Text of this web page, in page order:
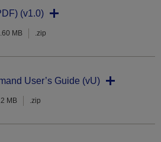
(v1.0)
MB .zip
User’s Guide (vU)
MB .zip